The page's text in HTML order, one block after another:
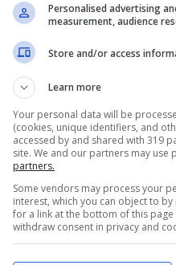
tramite l’Indice
del tabacco.
di Stato sarà quello
del prezzo di
i
Personalised advertising
measurement, audience
Store and/or access
Learn more
Your personal data will be
(cookies, unique identifiers, and
accessed by and shared with 319
site. We and our partners may use
partners.
Some vendors may process your
interest, which you can object to
for a link at the bottom of this
withdraw consent in privacy and